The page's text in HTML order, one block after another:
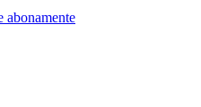
abonamente